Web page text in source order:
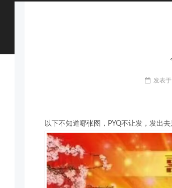
发表于
以下不知道哪张图，PYQ不让发，发出